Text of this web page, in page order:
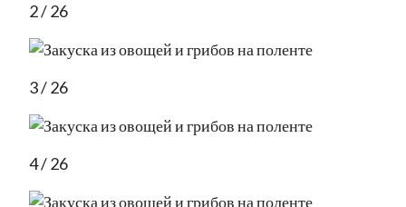
2 / 26
3 / 26
4 / 26